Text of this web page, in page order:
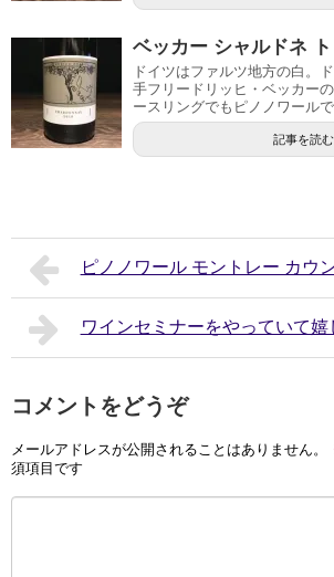
ベッカー シャルドネ
ドイツはファルツ地方の白。
手フリードリッヒ・ベッカー
ースリングでもピノノワール
記事を読む
ピノノワール モントレー カウ
ワインセミナーをやっていて嬉
コメントをどうぞ
メールアドレスが公開されることはありません。
須項目です